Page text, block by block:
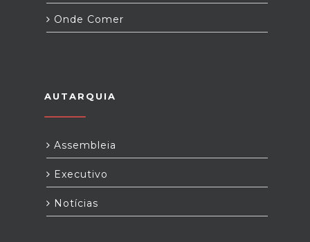
Onde Comer
AUTARQUIA
Assembleia
Executivo
Notícias